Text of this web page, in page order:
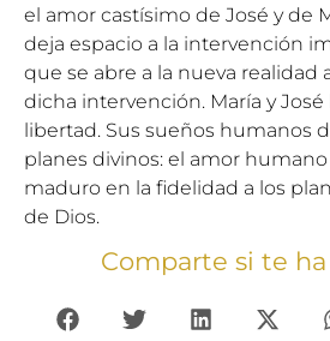
el amor castísimo de José y de
deja espacio a la intervención
que se abre a la nueva realidad
dicha intervención. María y José
libertad. Sus sueños humanos
planes divinos: el amor humano
maduro en la fidelidad a los
de Dios.
Comparte si te